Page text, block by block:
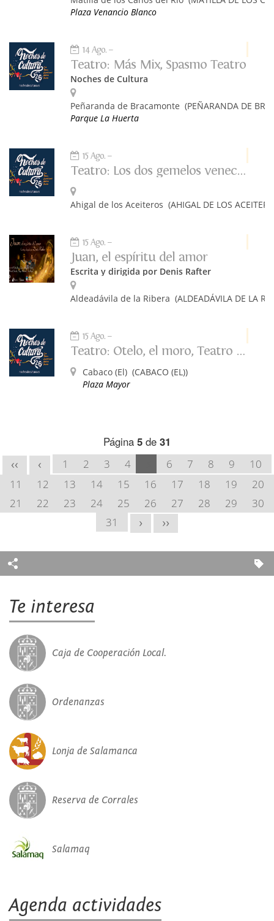
Plaza Venancio Blanco
14 Ago.
Teatro: Más Mix, Spasmo Teatro
Noches de Cultura
Peñaranda de Bracamonte (PEÑARANDA DE
Parque La Huerta
15 Ago.
Teatro: Los dos gemelos venecianos, MDM Producciones
Ahigal de los Aceiteros (AHIGAL DE LOS
15 Ago.
Juan, el espíritu del amor
Escrita y dirigida por Denis Rafter
Aldeadávila de la Ribera (ALDEADÁVILA DE LA
15 Ago.
Teatro: Otelo, el moro, Teatro del Norte
Cabaco (El) (CABACO (EL))
Plaza Mayor
Página 5 de 31
<< < 1 2 3 4 6 7 8 9
10
11
12 13 14 15 16 17 18 19
20
21
22 23 24 25 26 27 28 29
30
31
> >>
Te interesa
Caja de Cooperación Local.
Ordenanzas
Lonja de Salamanca
Reserva de Corrales
Salamaq
Agenda actividades